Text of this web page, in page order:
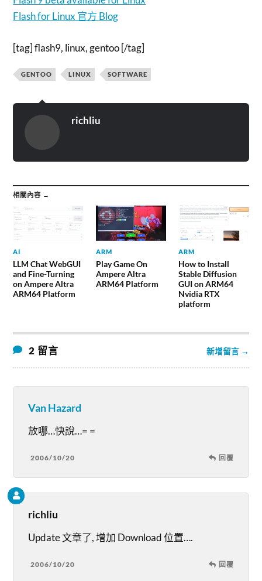
Flash for Linux 官方 Blog
[tag] flash9, linux, gentoo [/tag]
GENTOO LINUX SOFTWARE
richliu
相關內容 →
AI
LLM Chat WebGUI
and Fine-Turning
on Ampere Altra
ARM64 Platform
ARM
Play Game On
Ampere Altra
ARM64 Platform
ARM
How to Install
Stable Diffusion
GUI on ARM64
Nvidia RTX
platform
2 留言 新增留言 →
Van Hazard
放哪…快說…= =
2006/10/20 回覆
richliu
Update 文章了, 增加 Download 位置….
2006/10/20 回覆